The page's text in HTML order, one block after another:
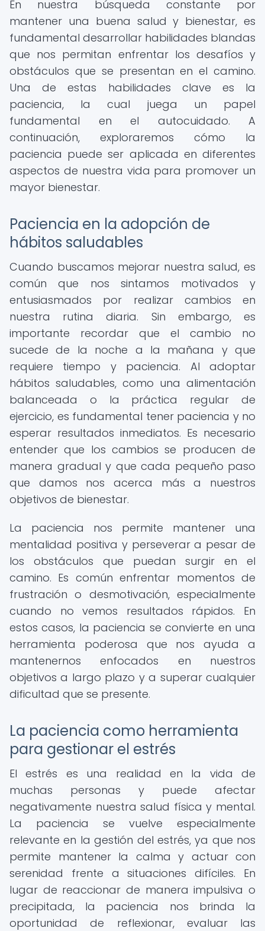
En nuestra búsqueda constante por
mantener una buena salud y bienestar, es
fundamental desarrollar habilidades blandas
que nos permitan enfrentar los desafíos y
obstáculos que se presentan en el camino.
Una de estas habilidades clave es la
paciencia, la cual juega un papel
fundamental en el autocuidado. A
continuación, exploraremos cómo la
paciencia puede ser aplicada en diferentes
aspectos de nuestra vida para promover un
mayor bienestar.
Paciencia en la adopción de
hábitos saludables
Cuando buscamos mejorar nuestra salud, es
común que nos sintamos motivados y
entusiasmados por realizar cambios en
nuestra rutina diaria. Sin embargo, es
importante recordar que el cambio no
sucede de la noche a la mañana y que
requiere tiempo y paciencia. Al adoptar
hábitos saludables, como una alimentación
balanceada o la práctica regular de
ejercicio, es fundamental tener paciencia y no
esperar resultados inmediatos. Es necesario
entender que los cambios se producen de
manera gradual y que cada pequeño paso
que damos nos acerca más a nuestros
objetivos de bienestar.
La paciencia nos permite mantener una
mentalidad positiva y perseverar a pesar de
los obstáculos que puedan surgir en el
camino. Es común enfrentar momentos de
frustración o desmotivación, especialmente
cuando no vemos resultados rápidos. En
estos casos, la paciencia se convierte en una
herramienta poderosa que nos ayuda a
mantenernos enfocados en nuestros
objetivos a largo plazo y a superar cualquier
dificultad que se presente.
La paciencia como herramienta
para gestionar el estrés
El estrés es una realidad en la vida de
muchas personas y puede afectar
negativamente nuestra salud física y mental.
La paciencia se vuelve especialmente
relevante en la gestión del estrés, ya que nos
permite mantener la calma y actuar con
serenidad frente a situaciones difíciles. En
lugar de reaccionar de manera impulsiva o
precipitada, la paciencia nos brinda la
oportunidad de reflexionar, evaluar las